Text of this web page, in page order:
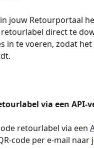
jouw Retourportaal
direct te
in te voeren, zodat
via een API-
retourlabel via een
code per e-mail naar